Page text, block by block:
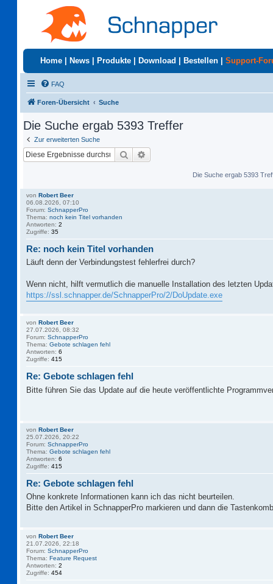
Home News Produkte Download Bestellen Support-
FAQ
Foren-Übersicht Suche
Die Suche ergab 5393 Treffer
Zur erweiterten Suche
Suche
Die Suche ergab 5393
von Robert Beer
06.08.2026, 07:10
Forum: SchnapperPro
Thema: noch kein Titel vorhanden
Antworten: 2
Zugriffe: 35
Re: noch kein Titel vorhanden
Läuft denn der Verbindungstest fehlerfrei durch?
Wenn nicht, hilft vermutlich die manuelle Installation des letzten
https://ssl.schnapper.de/SchnapperPro/2/DoUpdate.exe
von Robert Beer
27.07.2026, 08:32
Forum: SchnapperPro
Thema: Gebote schlagen fehl
Antworten: 6
Zugriffe: 415
Re: Gebote schlagen fehl
Bitte führen Sie das Update auf die heute veröffentlichte
von Robert Beer
25.07.2026, 20:22
Forum: SchnapperPro
Thema: Gebote schlagen fehl
Antworten: 6
Zugriffe: 415
Re: Gebote schlagen fehl
Ohne konkrete Informationen kann ich das nicht beurteilen.
Bitte den Artikel in SchnapperPro markieren und dann die
von Robert Beer
21.07.2026, 22:18
Forum: SchnapperPro
Thema: Feature Request
Antworten: 2
Zugriffe: 454